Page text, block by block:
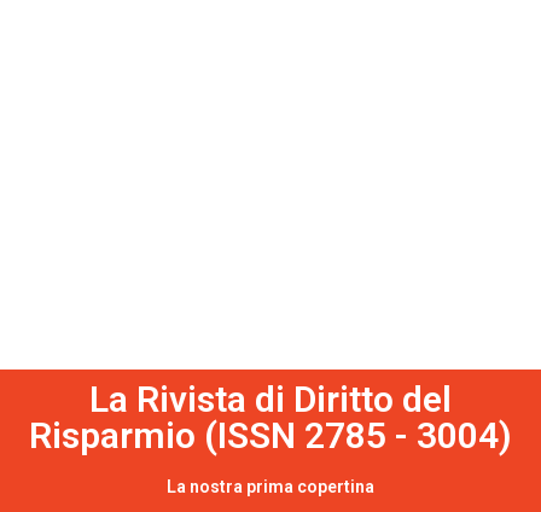
La Rivista di Diritto del
Risparmio (ISSN 2785 - 3004)
La nostra prima copertina